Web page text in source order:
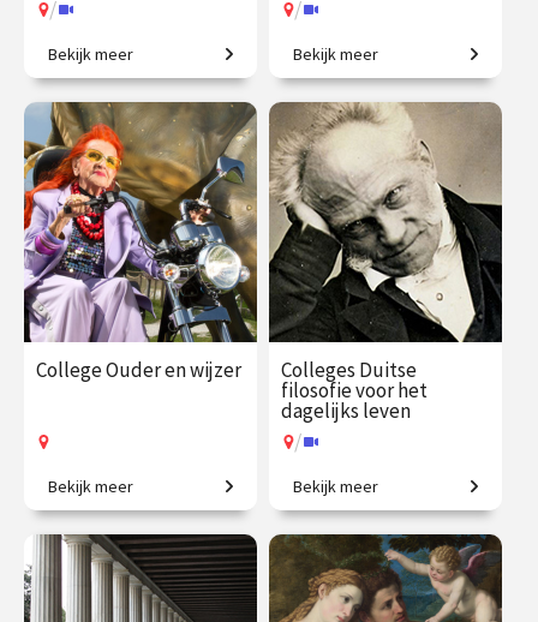
/
Een introductie naar het
menselijk zijn
€ 1225.00
vanaf 29
sep.
/ Op locatie of online
Bekijk meer
/
Wie bepaalt hoe wij naar de
wereld kijken?
€ 345.00
vanaf 28
sep.
/ Op locatie of online
Bekijk meer
College Ouder en wijzer
Van Cicero tot De Beauvoir:
denken over ouderdom.
€ 35.00
vanaf 9
sep.
Bekijk meer
Colleges Duitse
filosofie voor het
dagelijks leven
/
Van Verlichting tot de 20e
eeuw.
€ 195.00
vanaf 21
sep.
Bekijk meer